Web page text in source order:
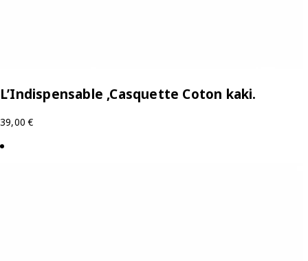
L’Indispensable ,Casquette Coton kaki.
39,00€